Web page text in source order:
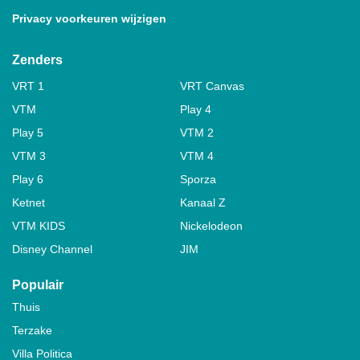
Privacy voorkeuren wijzigen
Zenders
VRT 1
VRT Canvas
VTM
Play 4
Play 5
VTM 2
VTM 3
VTM 4
Play 6
Sporza
Ketnet
Kanaal Z
VTM KIDS
Nickelodeon
Disney Channel
JIM
Populair
Thuis
Terzake
Villa Politica